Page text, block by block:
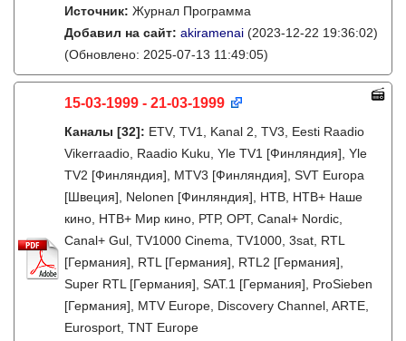
Источник: Журнал Программа
Добавил на сайт: akiramenai (2023-12-22 19:36:02)
(Обновлено: 2025-07-13 11:49:05)
15-03-1999 - 21-03-1999
Каналы [32]: ETV, TV1, Kanal 2, TV3, Eesti Raadio
Vikerraadio, Raadio Kuku, Yle TV1 [Финляндия], Yle
TV2 [Финляндия], MTV3 [Финляндия], SVT Europa
[Швеция], Nelonen [Финляндия], НТВ, НТВ+ Наше
кино, НТВ+ Мир кино, РТР, ОРТ, Canal+ Nordic,
Canal+ Gul, TV1000 Cinema, TV1000, 3sat, RTL
[Германия], RTL [Германия], RTL2 [Германия],
Super RTL [Германия], SAT.1 [Германия], ProSieben
[Германия], MTV Europe, Discovery Channel, ARTE,
Eurosport, TNT Europe